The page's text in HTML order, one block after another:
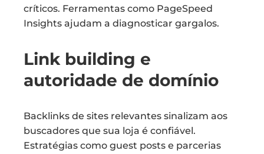
críticos. Ferramentas como PageSpeed
Insights ajudam a diagnosticar gargalos.
Link building e
autoridade de domínio
Backlinks de sites relevantes sinalizam aos
buscadores que sua loja é confiável.
Estratégias como guest posts e parcerias